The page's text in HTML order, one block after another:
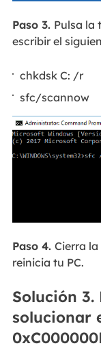
Paso 3. Pulsa la
escribir el
chkdsk C: /r
sfc/scannow
Paso 4. Cierra
reinicia tu PC.
Solución 3.
solucionar